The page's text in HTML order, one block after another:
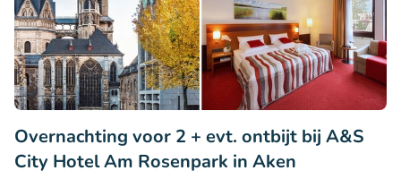
Overnachting voor 2 + evt. ontbijt bij A&S
City Hotel Am Rosenpark in Aken